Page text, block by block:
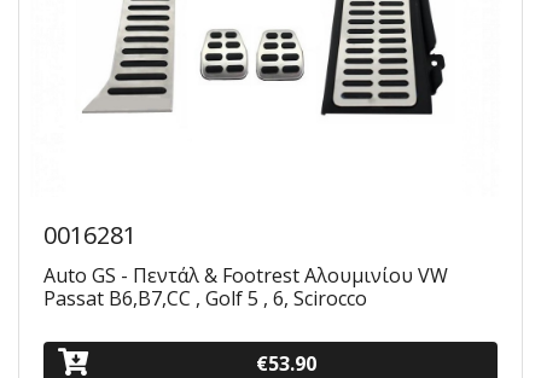
0016281
Auto GS - Πεντάλ & Footrest Αλουμινίου VW
Passat B6,B7,CC , Golf 5 , 6, Scirocco
€53.90